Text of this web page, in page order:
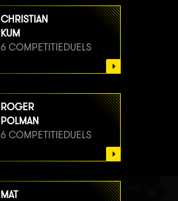
CHRISTIAN
KUM
6 COMPETITIEDUELS
ROGER
POLMAN
6 COMPETITIEDUELS
MAT